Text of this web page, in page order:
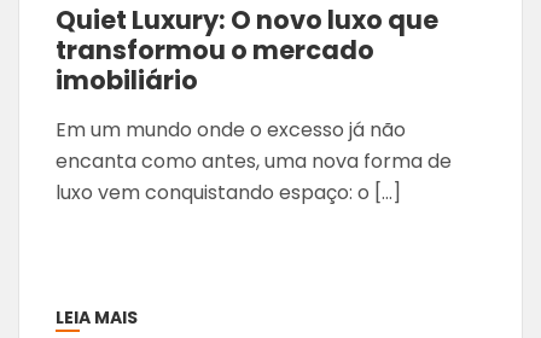
Quiet Luxury: O novo luxo que
transformou o mercado
imobiliário
Em um mundo onde o excesso já não
encanta como antes, uma nova forma de
luxo vem conquistando espaço: o […]
LEIA MAIS